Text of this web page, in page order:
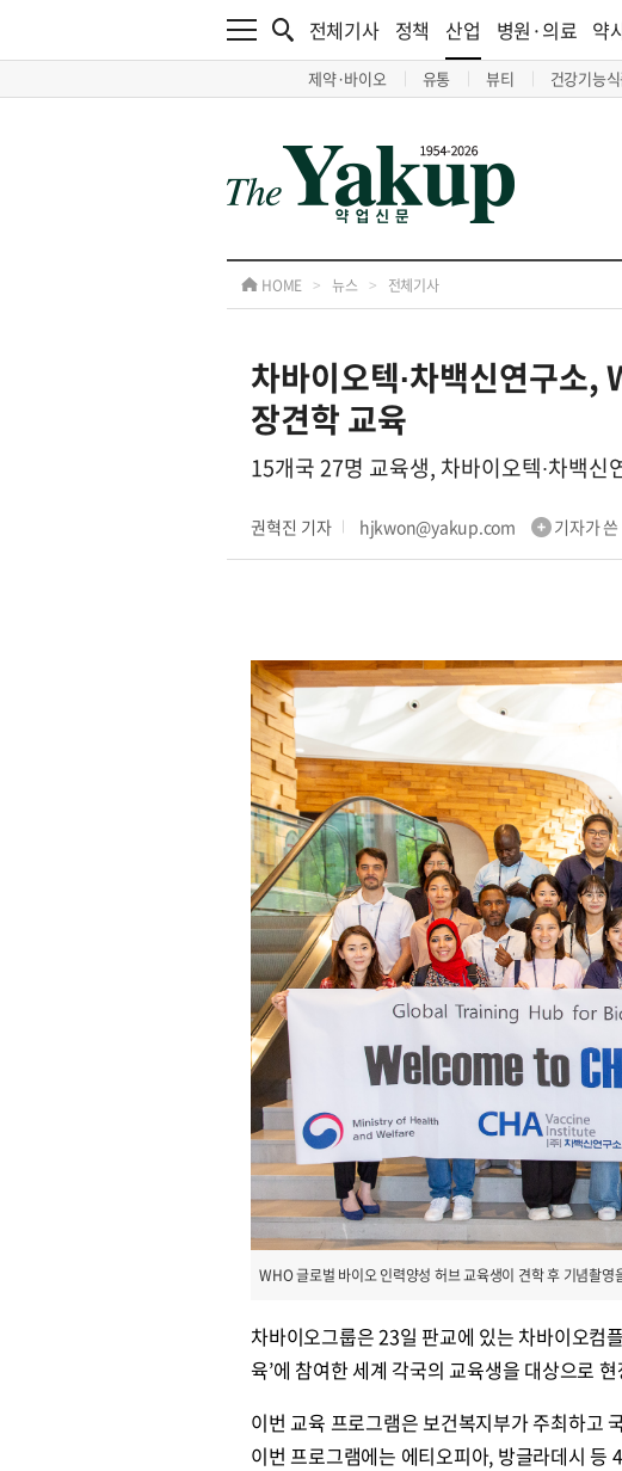
전체기사 정책 산업
제약·바이오 유통 뷰티 건강기능
병원·의료 약
HOME > 뉴스 > 전체기사
차바이오텍∙차백신연구소,
장견학 교육
15개국 27명 교육생, 차바이오텍∙차백신
권혁진 기자 hjkwon@yakup.com 기자가 쓴
WHO 글로벌 바이오 인력양성 허브 교육생이 견학 후 기념촬
차바이오그룹은 23일 판교에 있는 차바이오컴
육’에 참여한 세계 각국의 교육생을 대상으로
이번 교육 프로그램은 보건복지부가 주최하
이번 프로그램에는 에티오피아, 방글라데시